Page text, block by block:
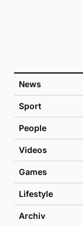
News
Sport
People
Videos
Games
Lifestyle
Archiv